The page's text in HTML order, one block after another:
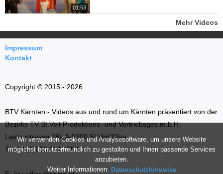
Wir verwenden Cookies und Analysesoftware, um unsere Website
möglichst benutzerfreundlich zu gestalten und Ihnen passende Services
anzubieten.
Weiter Informationen: Datenschutzhinweise
01:53
Mehr Videos
Impressum
Kontakt
Copyright © 2015 - 2026
BTV Kärnten - Videos aus und rund um Kärnten präsentiert von der
Bezirks TV St.Veit Produktions- und Vertriebsges.m.b.H.
Lastenstrasse 28a A-9300 St.Veit/Glan
T: +43 (0)699 114 035 66